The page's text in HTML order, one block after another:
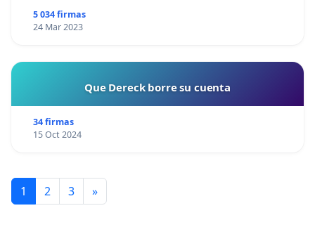
5 034 firmas
24 Mar 2023
Que Dereck borre su cuenta
34 firmas
15 Oct 2024
1 2 3 »